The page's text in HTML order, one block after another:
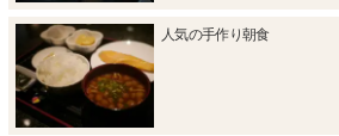
人気の手作り朝食